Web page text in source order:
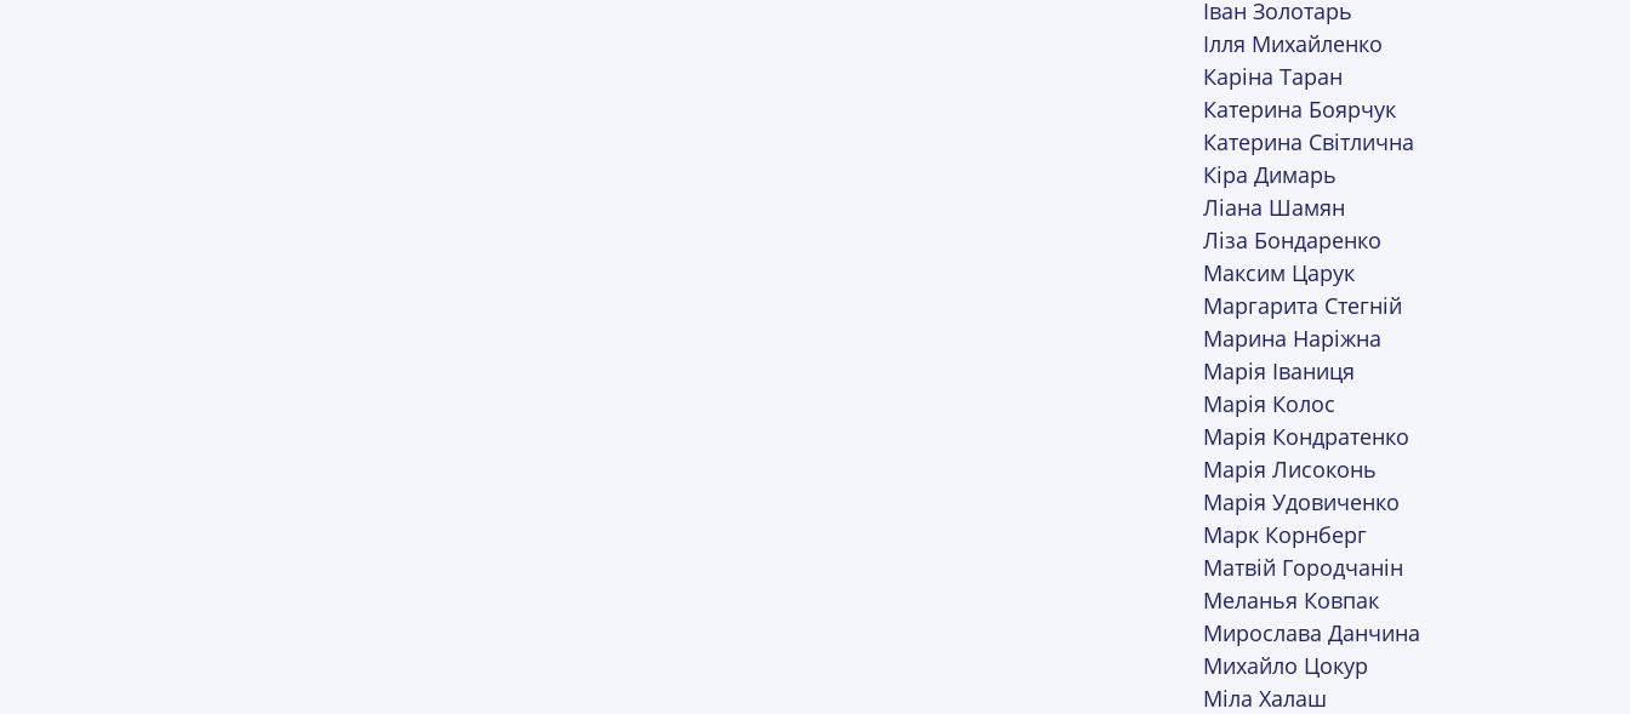
Іван Золотарь
Ілля Михайленко
Каріна Таран
Катерина Боярчук
Катерина Світлична
Кіра Димарь
Ліана Шамян
Ліза Бондаренко
Максим Царук
Маргарита Стегній
Марина Наріжна
Марія Іваниця
Марія Колос
Марія Кондратенко
Марія Лисоконь
Марія Удовиченко
Марк Корнберг
Матвій Городчанін
Меланья Ковпак
Мирослава Данчина
Михайло Цокур
Міла Халаш